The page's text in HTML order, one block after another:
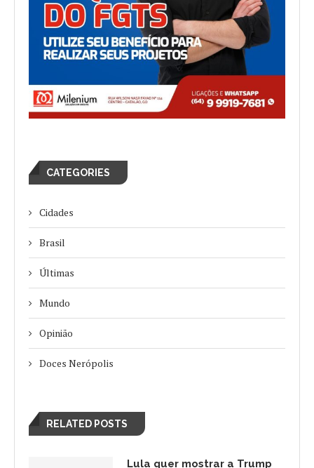
CATEGORIES
Cidades
Brasil
Últimas
Mundo
Opinião
Doces Nerópolis
RELATED POSTS
Lula quer mostrar a Trump